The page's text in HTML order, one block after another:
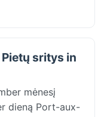
sritys in
mėnesį
dieną Port-aux-